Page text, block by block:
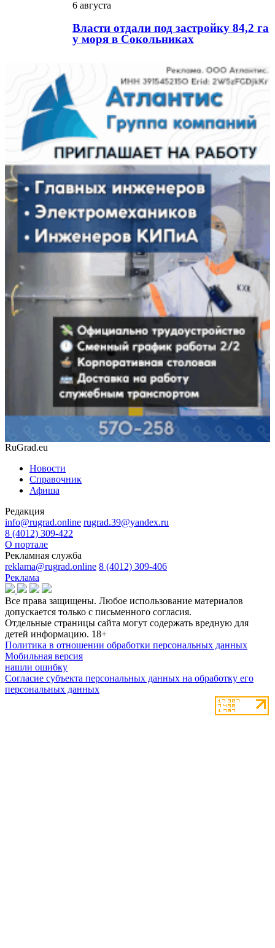
6 августа
Власти отдали под застройку 84,2 га
у моря в Сокольниках
RuGrad.eu
Новости
Справочник
Афиша
Редакция
info@rugrad.online rugrad.39@yandex.ru
8 (4012) 309-422
О портале
Рекламная служба
reklama@rugrad.online 8 (4012) 309-406
Реклама
Все права защищены. Любое использование материалов
допускается только с письменного согласия.
Отдельные страницы сайта могут содержать вредную для
детей информацию. 18+
Политика в отношении обработки персональных данных
Мобильная версия
нашли ошибку
Согласие субъекта персональных данных на обработку его
персональных данных